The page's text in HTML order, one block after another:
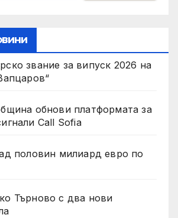
звание за випуск 2026 на
обнови платформата за
Call Sofia
половин милиард евро по
Търново с два нови